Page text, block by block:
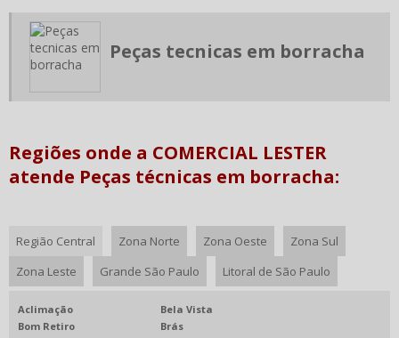
FILME STRETCH DIRETO DA FABRICA
FILME STRETCH PARA PALETIZAÇÃO PREÇO
FILME STRETCH PREÇO
FORNECEDOR DE CHAPA DE NYLON
FORNECEDOR DE FILME STRETCH
FORNECEDORES DE PERFIL DE BORRACHA
INDUSTRIA DE TARUGO DE NYLON
LENÇOL DE BORRACHA PREÇO
Peças tecnicas em borracha
Regiões onde a COMERCIAL LESTER
atende Peças técnicas em borracha:
Região Central Zona Norte Zona Oeste
Zona Sul
Zona Leste
Grande São Paulo Litoral de São Paulo
Aclimação
Bela Vista
Bom Retiro
Brás